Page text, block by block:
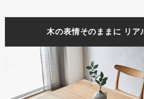
木の表情そのままに リア